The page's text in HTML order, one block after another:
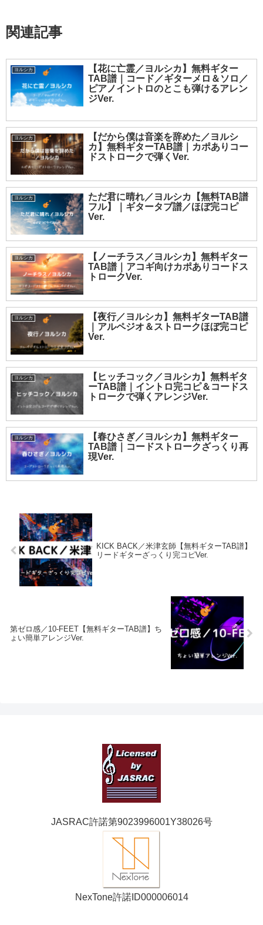
関連記事
ヨルシカ
【花に亡霊／ヨルシカ】無料ギター
TAB譜｜コード／ギターメロ＆ソロ／
ピアノイントロのとこも弾けるアレン
ジVer.
ヨルシカ
【だから僕は音楽を辞めた／ヨルシ
カ】無料ギターTAB譜｜カポありコー
ドストロークで弾くVer.
ヨルシカ
ただ君に晴れ／ヨルシカ【無料TAB譜
フル】｜ギタータブ譜／ほぼ完コピ
Ver.
ヨルシカ
【ノーチラス／ヨルシカ】無料ギター
TAB譜｜アコギ向けカポありコードス
トロークVer.
ヨルシカ
【夜行／ヨルシカ】無料ギターTAB譜
｜アルペジオ＆ストロークほぼ完コピ
Ver.
ヨルシカ
【ヒッチコック／ヨルシカ】無料ギタ
ーTAB譜｜イントロ完コピ＆コードス
トロークで弾くアレンジVer.
ヨルシカ
【春ひさぎ／ヨルシカ】無料ギター
TAB譜｜コードストロークざっくり再
現Ver.
KICK BACK／米津玄師【無料ギターTAB譜】
リードギターざっくり完コピVer.
第ゼロ感／10-FEET【無料ギターTAB譜】ち
ょい簡単アレンジVer.
JASRAC許諾第9023996001Y38026号
NexTone許諾ID000006014